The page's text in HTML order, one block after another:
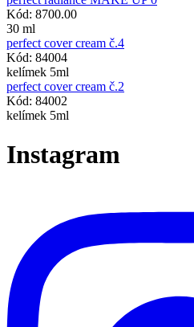
Kód: 8700.00
30 ml
perfect cover cream č.4
Kód: 84004
kelímek 5ml
perfect cover cream č.2
Kód: 84002
kelímek 5ml
Instagram